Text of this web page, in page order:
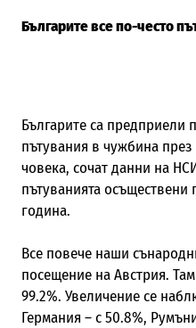
Българите все по-често
Българите са
пътувания в чужбина
човека, сочат данни на
пътуванията
година.
Все повече наши
посещение на Австрия.
99.2%. Увеличение се
Германия – с 50.8%,